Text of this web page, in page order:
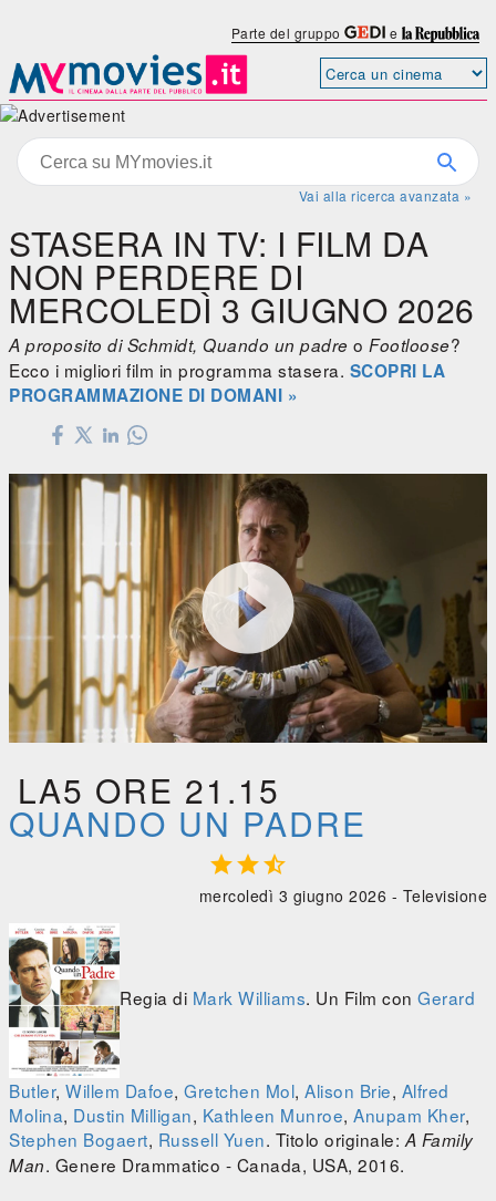
Parte del gruppo e
Vai alla ricerca avanzata »
STASERA IN TV: I FILM DA
NON PERDERE DI
MERCOLEDÌ 3 GIUGNO 2026
A proposito di Schmidt, Quando un padre o Footloose?
Ecco i migliori film in programma stasera. SCOPRI LA
PROGRAMMAZIONE DI DOMANI »

Quando un padre
 0:00 / 0:00 

LA5 ORE 21.15
QUANDO UN PADRE

mercoledì 3 giugno 2026 - Televisione
Regia di Mark Williams. Un Film con Gerard
Butler, Willem Dafoe, Gretchen Mol, Alison Brie, Alfred
Molina, Dustin Milligan, Kathleen Munroe, Anupam Kher,
Stephen Bogaert, Russell Yuen. Titolo originale: A Family
Man. Genere Drammatico - Canada, USA, 2016.